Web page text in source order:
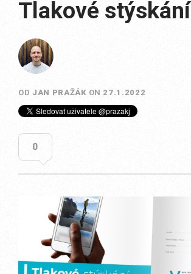
Tlakové stýskání
OD JAN PRAŽÁK ON 27.1.2022
0